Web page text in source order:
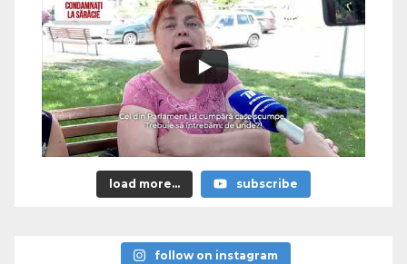
load more... subscribe
follow on instagram